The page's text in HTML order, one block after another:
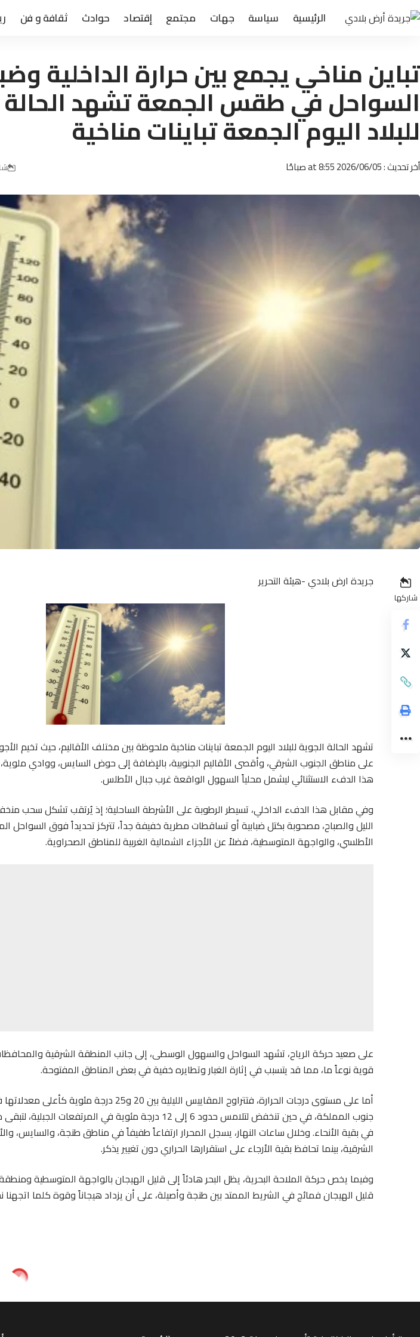
الرئيسية سياسة جهات مجتمع إقتصاد حوادث ثقافة و فن
تباين مناخي يجمع بين حرارة الداخلية
السواحل في طقس الجمعة تشهد الحالة
للبلاد اليوم الجمعة تباينات مناخية
أخر تحديث : 2026/06/05 at 8:55 صباحًا
شاركها
جريدة ارض بلادي -هيئة التحرير
تشهد الحالة الجوية للبلاد اليوم الجمعة تباينات مناخية ملحوظة بين مختلف الأقاليم، حيث تخيم
على مناطق الجنوب الشرقي، وأقصى الأقاليم الجنوبية، بالإضافة إلى حوض السايس، ووادي
هذا الدفء الاستثنائي ليشمل محلياً السهول الواقعة غرب جبال الأطلس.
وفي مقابل هذا الدفء الداخلي، تسيطر الرطوبة على الأشرطة الساحلية؛ إذ يُرتقب تشكل سحب
الليل والصباح، مصحوبة بكتل ضبابية أو تساقطات مطرية خفيفة جداً، تتركز تحديداً فوق السواحل
الأطلسي، والواجهة المتوسطية، فضلاً عن الأجزاء الشمالية الغربية للمناطق الصحراوية.
على صعيد حركة الرياح، تشهد السواحل والسهول الوسطى، إلى جانب المنطقة الشرقية والمحافظات
قوية نوعاً ما، مما قد يتسبب في إثارة الغبار وتطايره خفية في بعض المناطق المفتوحة.
أما على مستوى درجات الحرارة، فتتراوح المقاييس الليلية
في بقية الأنحاء. وخلال ساعات النهار، يسجل المحرار ارتفاعاً طفيفاً في مناطق طنجة، والسايس،
الشرقية، بينما تحافظ بقية الأرجاء على استقرارها الحراري دون تغيير يذكر.
وفيما يخص حركة الملاحة البحرية، يظل البحر هادئاً إلى قليل الهيجان بالواجهة المتوسطية ومنطقة
قليل الهيجان فمائج في الشريط الممتد بين طنجة وأصيلة، على أن يزداد هيجاناً وقوة كلما اتجهنا